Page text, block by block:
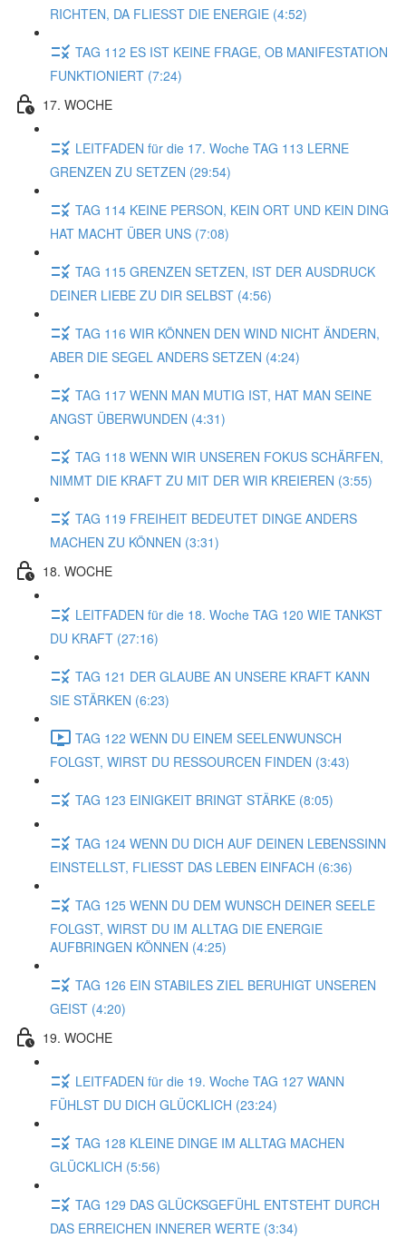
RICHTEN, DA FLIESST DIE ENERGIE (4:52)
TAG 112 ES IST KEINE FRAGE, OB MANIFESTATION
FUNKTIONIERT (7:24)
17. WOCHE
LEITFADEN für die 17. Woche TAG 113 LERNE
GRENZEN ZU SETZEN (29:54)
TAG 114 KEINE PERSON, KEIN ORT UND KEIN DING
HAT MACHT ÜBER UNS (7:08)
TAG 115 GRENZEN SETZEN, IST DER AUSDRUCK
DEINER LIEBE ZU DIR SELBST (4:56)
TAG 116 WIR KÖNNEN DEN WIND NICHT ÄNDERN,
ABER DIE SEGEL ANDERS SETZEN (4:24)
TAG 117 WENN MAN MUTIG IST, HAT MAN SEINE
ANGST ÜBERWUNDEN (4:31)
TAG 118 WENN WIR UNSEREN FOKUS SCHÄRFEN,
NIMMT DIE KRAFT ZU MIT DER WIR KREIEREN (3:55)
TAG 119 FREIHEIT BEDEUTET DINGE ANDERS
MACHEN ZU KÖNNEN (3:31)
18. WOCHE
LEITFADEN für die 18. Woche TAG 120 WIE TANKST
DU KRAFT (27:16)
TAG 121 DER GLAUBE AN UNSERE KRAFT KANN
SIE STÄRKEN (6:23)
TAG 122 WENN DU EINEM SEELENWUNSCH
FOLGST, WIRST DU RESSOURCEN FINDEN (3:43)
TAG 123 EINIGKEIT BRINGT STÄRKE (8:05)
TAG 124 WENN DU DICH AUF DEINEN LEBENSSINN
EINSTELLST, FLIESST DAS LEBEN EINFACH (6:36)
TAG 125 WENN DU DEM WUNSCH DEINER SEELE
FOLGST, WIRST DU IM ALLTAG DIE ENERGIE
AUFBRINGEN KÖNNEN (4:25)
TAG 126 EIN STABILES ZIEL BERUHIGT UNSEREN
GEIST (4:20)
19. WOCHE
LEITFADEN für die 19. Woche TAG 127 WANN
FÜHLST DU DICH GLÜCKLICH (23:24)
TAG 128 KLEINE DINGE IM ALLTAG MACHEN
GLÜCKLICH (5:56)
TAG 129 DAS GLÜCKSGEFÜHL ENTSTEHT DURCH
DAS ERREICHEN INNERER WERTE (3:34)